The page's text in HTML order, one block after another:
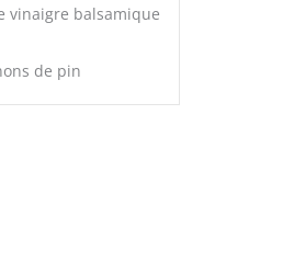
vinaigre balsamique
de pin